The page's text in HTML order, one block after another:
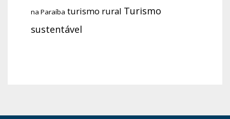
na Paraíba turismo rural Turismo
sustentável